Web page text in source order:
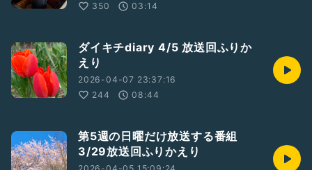
350
03:14
ダイキチdiary 4/5 放送回ふりか
えり
2026-04-07 23:37:16
244
08:44
第5週の日曜だけ放送する番組
3/29放送回ふりかえり